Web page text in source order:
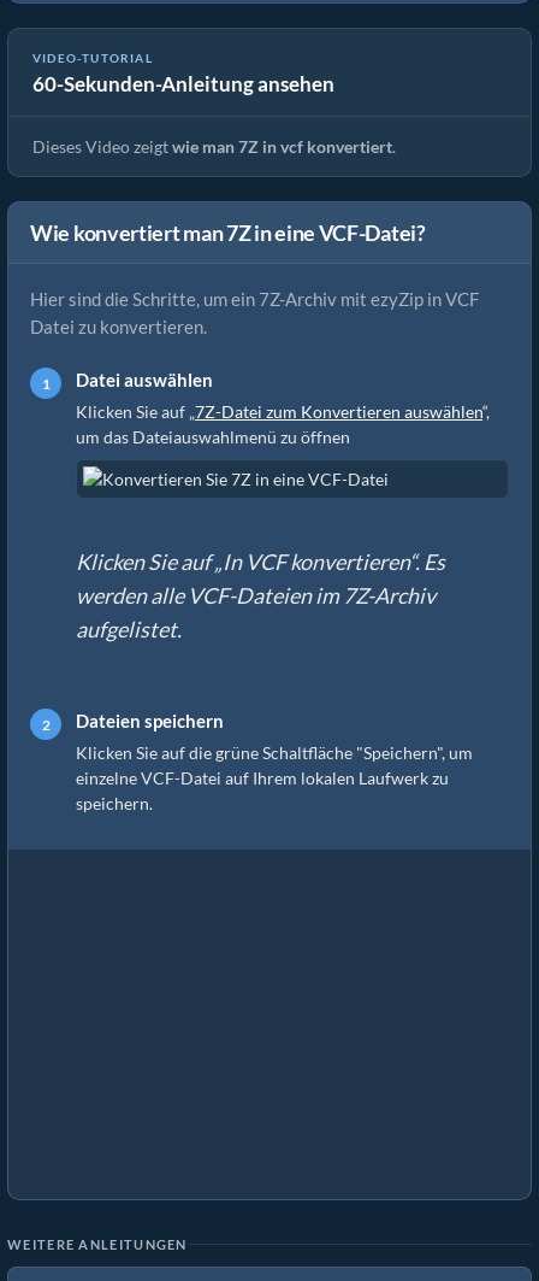
VIDEO-TUTORIAL
60-Sekunden-Anleitung ansehen
Wie man 7Z in die Originaldatei konvertiert (Einfache Anleitung)
Dieses Video zeigtwie man 7Z in vcf konvertiert.
Wie konvertiert man 7Z in eine VCF-Datei?
Hier sind die Schritte, um ein 7Z-Archiv mit ezyZip in VCF
Datei zu konvertieren.
Datei auswählen
Klicken Sie auf „7Z-Datei zum Konvertieren auswählen“,
um das Dateiauswahlmenü zu öffnen
Klicken Sie auf „In VCF konvertieren“. Es
werden alle VCF-Dateien im 7Z-Archiv
aufgelistet.
Dateien speichern
Klicken Sie auf die grüne Schaltfläche "Speichern", um
einzelne VCF-Datei auf Ihrem lokalen Laufwerk zu
speichern.
WEITERE ANLEITUNGEN